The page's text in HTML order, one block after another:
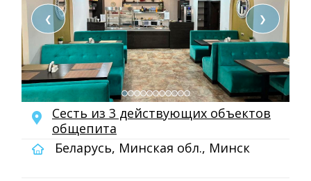
❮ ❯
Сесть из 3 действующих объектов
общепита
Беларусь, Минская обл., Минск